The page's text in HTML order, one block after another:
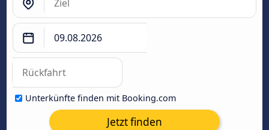
Unterkünfte finden mit Booking.com
Jetzt finden